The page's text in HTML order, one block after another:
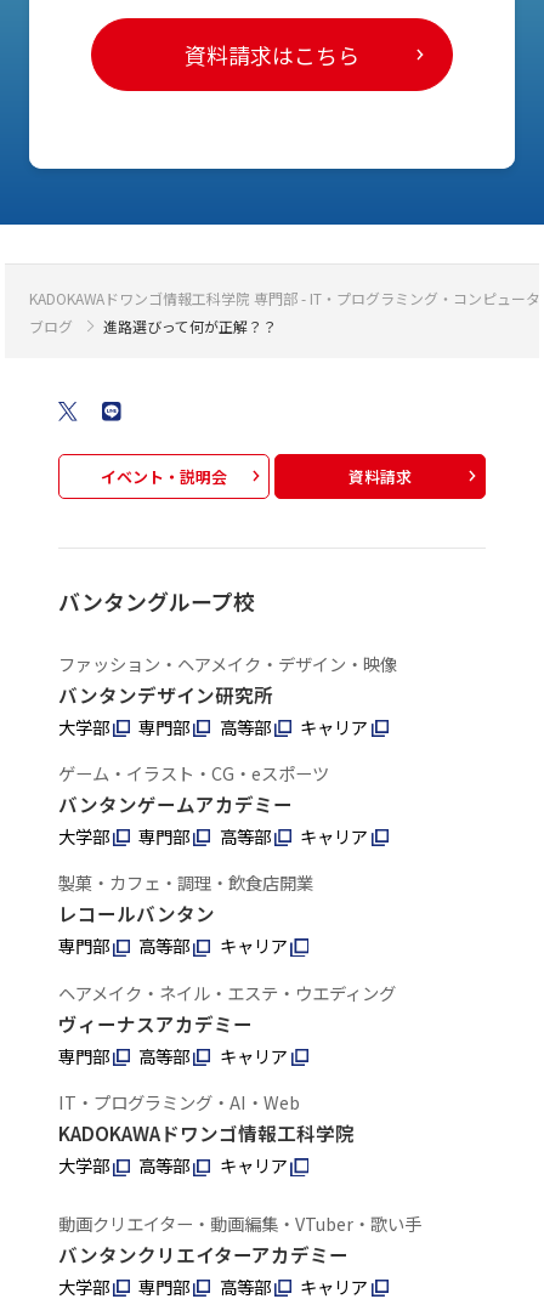
資料請求はこちら
KADOKAWAドワンゴ情報工科学院 専門部 - IT・プログラミング・コンピュー
ブログ
進路選びって何が正解？？
イベント・説明会 資料請求
バンタングループ校
ファッション・ヘアメイク・デザイン・映像
バンタンデザイン研究所
大学部 専門部 高等部
キャリア
ゲーム・イラスト・CG・eスポーツ
バンタンゲームアカデミー
大学部 専門部 高等部
キャリア
製菓・カフェ・調理・飲食店開業
レコールバンタン
専門部 高等部
キャリア
ヘアメイク・ネイル・エステ・ウエディング
ヴィーナスアカデミー
専門部 高等部
キャリア
IT・プログラミング・AI・Web
KADOKAWAドワンゴ情報工科学院
大学部 高等部 キャリア
動画クリエイター・動画編集・VTuber・歌い手
バンタンクリエイターアカデミー
大学部 専門部 高等部
キャリア